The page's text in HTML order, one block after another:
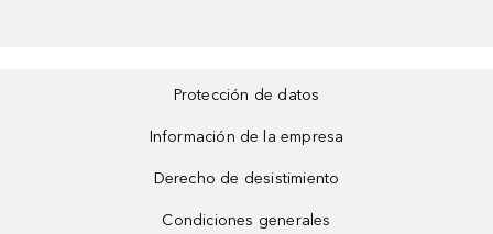
Protección de datos
Información de la empresa
Derecho de desistimiento
Condiciones generales